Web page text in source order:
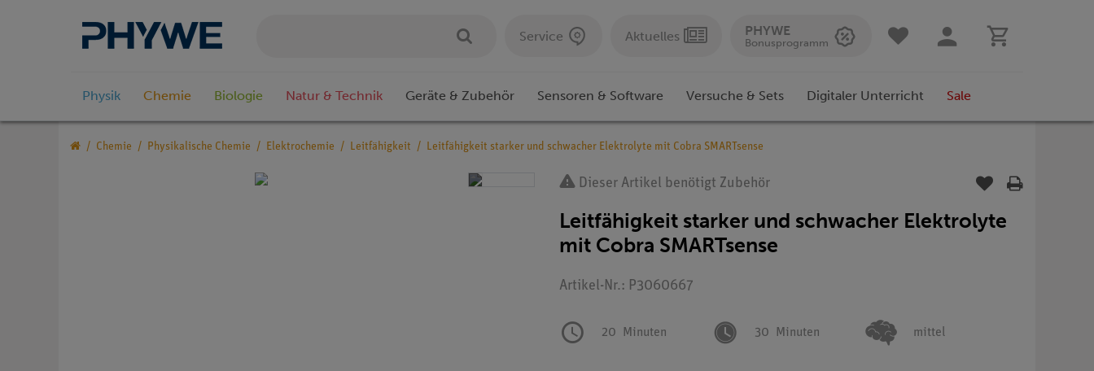
Service Aktuelles PHYWE
Bonusprogramm
Physik Chemie Biologie Natur & Technik Geräte & Zubehör Sensoren & Software Versuche & Sets Digitaler Unterricht Sale
Chemie Physikalische Chemie Elektrochemie Leitfähigkeit Leitfähigkeit starker und schwacher Elektrolyte mit Cobra SMARTsense
Dieser Artikel benötigt Zubehör
Leitfähigkeit starker und schwacher Elektrolyte
mit Cobra SMARTsense
Artikel-Nr.: P3060667
20 Minuten 30 Minuten mittel